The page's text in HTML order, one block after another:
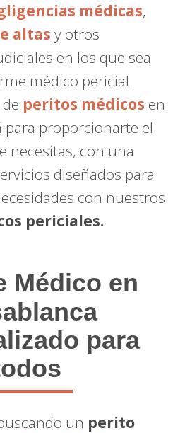
médicas,
altas y otros
en los que sea
médico pericial.
peritos médicos en
para proporcionarte el
necesitas, con una
diseñados para
con nuestros
periciales.
Médico en
para
un perito